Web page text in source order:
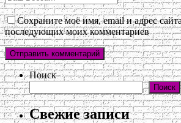
Сохраните моё имя, email и адрес
последующих моих комментариев
Поиск
Поиск
Свежие записи